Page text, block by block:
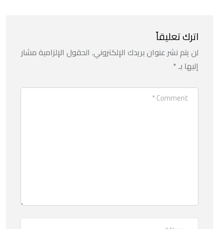
اترك تعليقاً
لن يتم نشر عنوان بريدك الإلكتروني. الحقول الإلزامية مشار
إليها بـ*